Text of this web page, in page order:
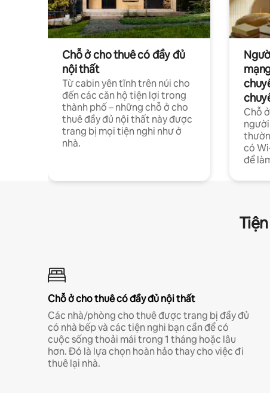
Chỗ ở cho thuê có đầy đủ
nội thất
Từ cabin yên tĩnh trên núi cho
đến các căn hộ tiện lợi trong
thành phố – những chỗ ở cho
thuê đầy đủ nội thất này được
trang bị mọi tiện nghi như ở
nhà.
Chỗ
có
để
Chỗ ở cho thuê có đầy đủ nội thất
Các nhà/phòng cho thuê được trang bị đầy đủ
có nhà bếp và các tiện nghi bạn cần để có
cuộc sống thoải mái trong 1 tháng hoặc lâu
hơn. Đó là lựa chọn hoàn hảo thay cho việc đi
thuê lại nhà.